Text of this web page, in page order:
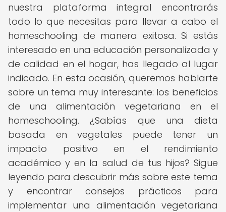
nuestra plataforma integral encontrarás
todo lo que necesitas para llevar a cabo el
homeschooling de manera exitosa. Si estás
interesado en una educación personalizada y
de calidad en el hogar, has llegado al lugar
indicado. En esta ocasión, queremos hablarte
sobre un tema muy interesante: los beneficios
de una alimentación vegetariana en el
homeschooling. ¿Sabías que una dieta
basada en vegetales puede tener un
impacto positivo en el rendimiento
académico y en la salud de tus hijos? Sigue
leyendo para descubrir más sobre este tema
y encontrar consejos prácticos para
implementar una alimentación vegetariana